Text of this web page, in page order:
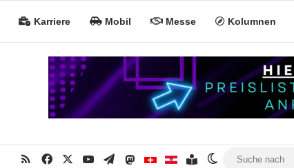
Karriere Mobil Messe Kolumnen
RSSFacebookYouTubeTelegramMastodonMiNa CHMiNa AT
Inhaltsverzeichnis
Skin umschalten